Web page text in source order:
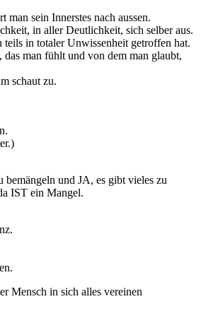
man sein Innerstes nach aussen.
in aller Deutlichkeit, sich selber aus.
teils in totaler Unwissenheit getroffen hat.
das man fühlt und von dem man glaubt,
schaut zu.
bemängeln und JA, es gibt vieles zu
IST ein Mangel.
Mensch in sich alles vereinen